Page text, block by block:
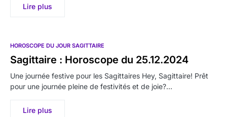
Lire plus
HOROSCOPE DU JOUR SAGITTAIRE
Sagittaire : Horoscope du 25.12.2024
Une journée festive pour les Sagittaires Hey, Sagittaire! Prêt
pour une journée pleine de festivités et de joie?…
Lire plus